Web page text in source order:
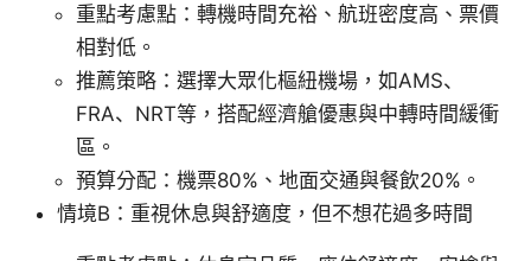
重點考慮點：轉機時間充裕、航班密度高、票價
相對低。
推薦策略：選擇大眾化樞紐機場，如AMS、
FRA、NRT等，搭配經濟艙優惠與中轉時間緩衝
區。
預算分配：機票80%、地面交通與餐飲20%。
情境B：重視休息與舒適度，但不想花過多時間